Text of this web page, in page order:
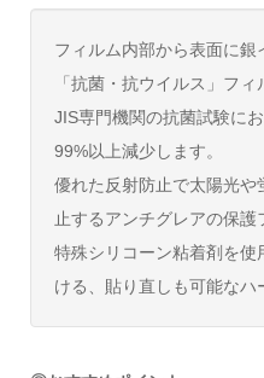
フィルム内部から表面に
「抗菌・抗ウイルス」フィ
JIS専門機関の抗菌試験に
99%以上減少します。
優れた反射防止で太陽光
止するアンチグレアの保護
特殊シリコーン粘着剤を使
ける、貼り直しも可能なハ